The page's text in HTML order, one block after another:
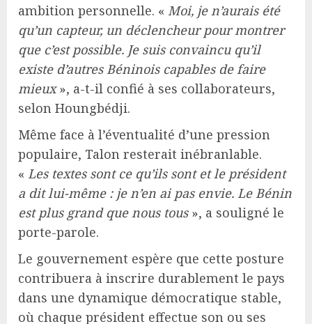
ambition personnelle. « Moi, je n’aurais été
qu’un capteur, un déclencheur pour montrer
que c’est possible. Je suis convaincu qu’il
existe d’autres Béninois capables de faire
mieux», a-t-il confié à ses collaborateurs,
selon Houngbédji.
Même face à l’éventualité d’une pression
populaire, Talon resterait inébranlable.
« Les textes sont ce qu’ils sont et le président
a dit lui-même : je n’en ai pas envie. Le Bénin
est plus grand que nous tous», a souligné le
porte-parole.
Le gouvernement espère que cette posture
contribuera à inscrire durablement le pays
dans une dynamique démocratique stable,
où chaque président effectue son ou ses